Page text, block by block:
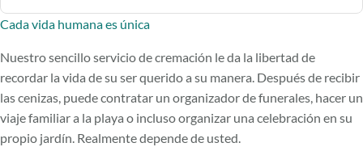
Cada vida humana es única
Nuestro sencillo servicio de cremación le da la libertad de
recordar la vida de su ser querido a su manera. Después de recibir
las cenizas, puede contratar un organizador de funerales, hacer un
viaje familiar a la playa o incluso organizar una celebración en su
propio jardín. Realmente depende de usted.